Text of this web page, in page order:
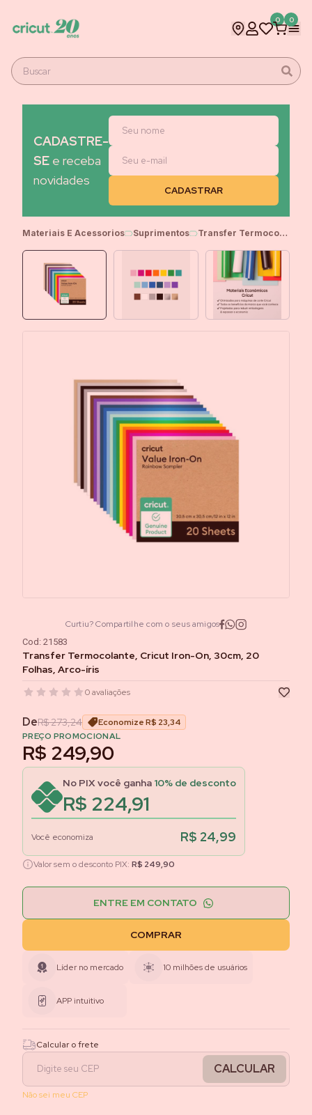
0 0
CADASTRE-
SE e receba
novidades
Materiais E Acessorios Suprimentos Transfer Termocolante, Cricut Iron-On, 30cm, 20 Folhas, Arco-íris
Curtiu? Compartilhe com o seus amigos
Cod: 21583
Transfer Termocolante, Cricut Iron-On, 30cm, 20
Folhas, Arco-íris
0avaliações
DeR$ 273,24 EconomizeR$ 23,34
PREÇO PROMOCIONAL
R$ 249,90
No PIX você ganha 10% de desconto
R$ 224,91
Você economiza R$ 24,99
Valor sem o desconto PIX: R$ 249,90
ENTRE EM CONTATO
COMPRAR
Líder no mercado 10 milhões de usuários
APP intuitivo
Calcular o frete
CALCULAR
Não sei meu CEP